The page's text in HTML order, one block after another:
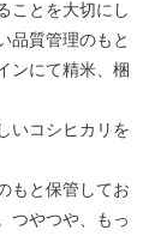
ことを大切にし
品質管理のもと
ンにて精米、梱
いコシヒカリを
もと保管してお
つやつや、もっ